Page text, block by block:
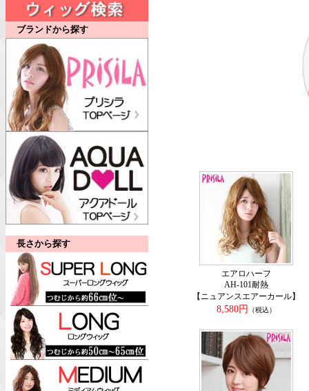
ブランドから探す
長さから探す
エアロハーフ
AH-101耐熱
【ニュアンスエアーカール】
8,580円
（税込）